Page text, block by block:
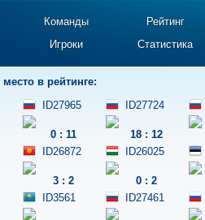
Команды Рейтинг
Игроки Статистика
место в рейтинге:
ID27965
0 : 11
ID27724
18 : 12
ID26872
3 : 2
ID26025
0 : 2
ID3561 ID27461